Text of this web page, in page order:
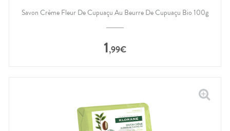
Savon Crème Fleur De Cupuaçu Au Beurre De Cupuaçu Bio 100g
1,99€